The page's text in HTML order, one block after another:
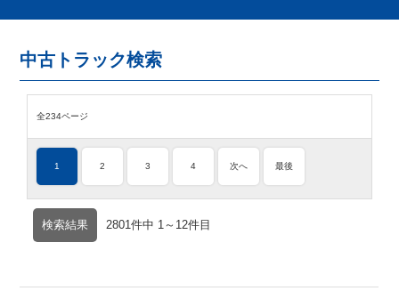
中古トラック検索
全234ページ
1 2 3 4 次へ 最後
検索結果 2801件中 1～12件目